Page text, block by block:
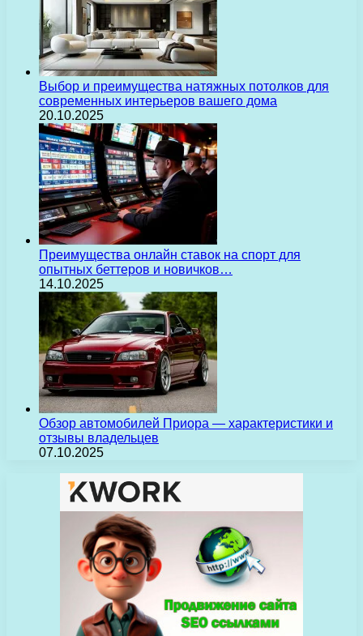
Выбор и преимущества натяжных потолков для
современных интерьеров вашего дома
20.10.2025
Преимущества онлайн ставок на спорт для
опытных беттеров и новичков…
14.10.2025
Обзор автомобилей Приора — характеристики и
отзывы владельцев
07.10.2025